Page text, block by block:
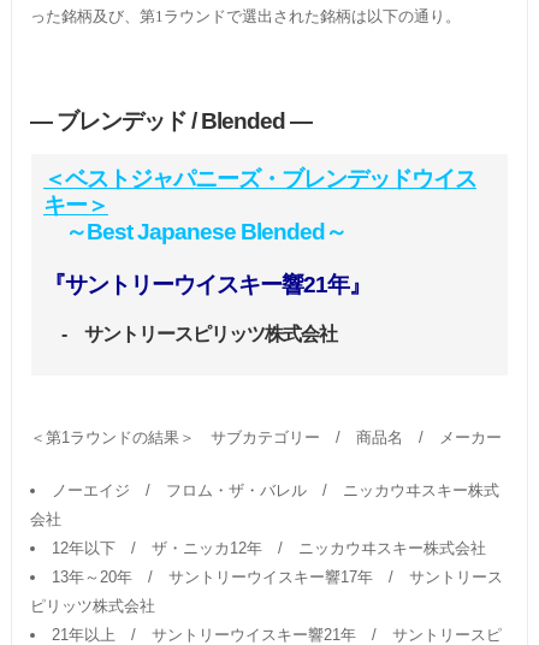
った銘柄及び、第1ラウンドで選出された銘柄は以下の通り。
― ブレンデッド / Blended ―
＜ベストジャパニーズ・ブレンデッドウイス
キー＞
～Best Japanese Blended～
『サントリーウイスキー響21年』
- サントリースピリッツ株式会社
＜第1ラウンドの結果＞ サブカテゴリー / 商品名 / メーカー
ノーエイジ / フロム・ザ・バレル / ニッカウヰスキー株式
会社
12年以下 / ザ・ニッカ12年 / ニッカウヰスキー株式会社
13年～20年 / サントリーウイスキー響17年 / サントリース
ピリッツ株式会社
21年以上 / サントリーウイスキー響21年 / サントリースピ